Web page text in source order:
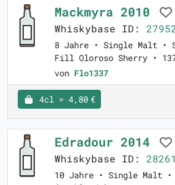
Mackmyra 2010
Whiskybase ID:
8 Jahre • Single Malt •
Fill Oloroso Sherry •
von Flo1337
4cl = 4,80 €
Edradour 2014
Whiskybase ID:
10 Jahre • Single Malt •